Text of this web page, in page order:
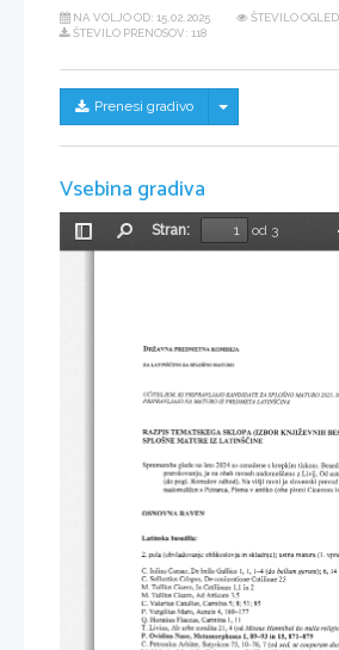
NA VOLJO OD: 15.02.2025
ŠTEVILO
ŠTEVILO PRENOSOV: 118
Prenesi gradivo Skrij/prikaži meni
Vsebina gradiva
Preklopi
Stran:
od 3